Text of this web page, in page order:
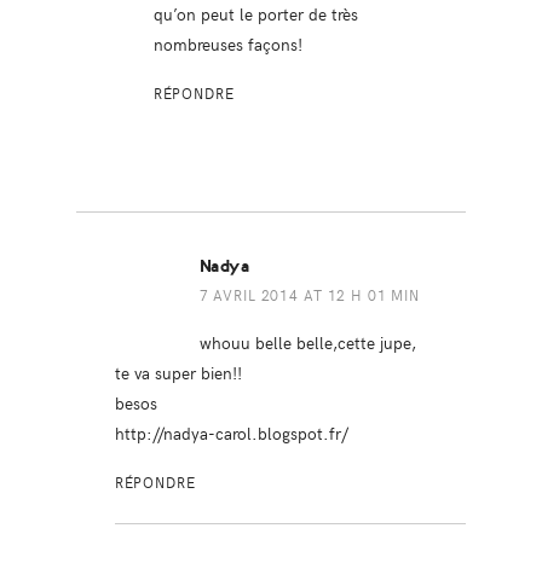
qu’on peut le porter de très
nombreuses façons!
RÉPONDRE
Nadya
7 AVRIL 2014 AT 12 H 01 MIN
whouu belle belle,cette jupe,
te va super bien!!
besos
http://nadya-carol.blogspot.fr/
RÉPONDRE